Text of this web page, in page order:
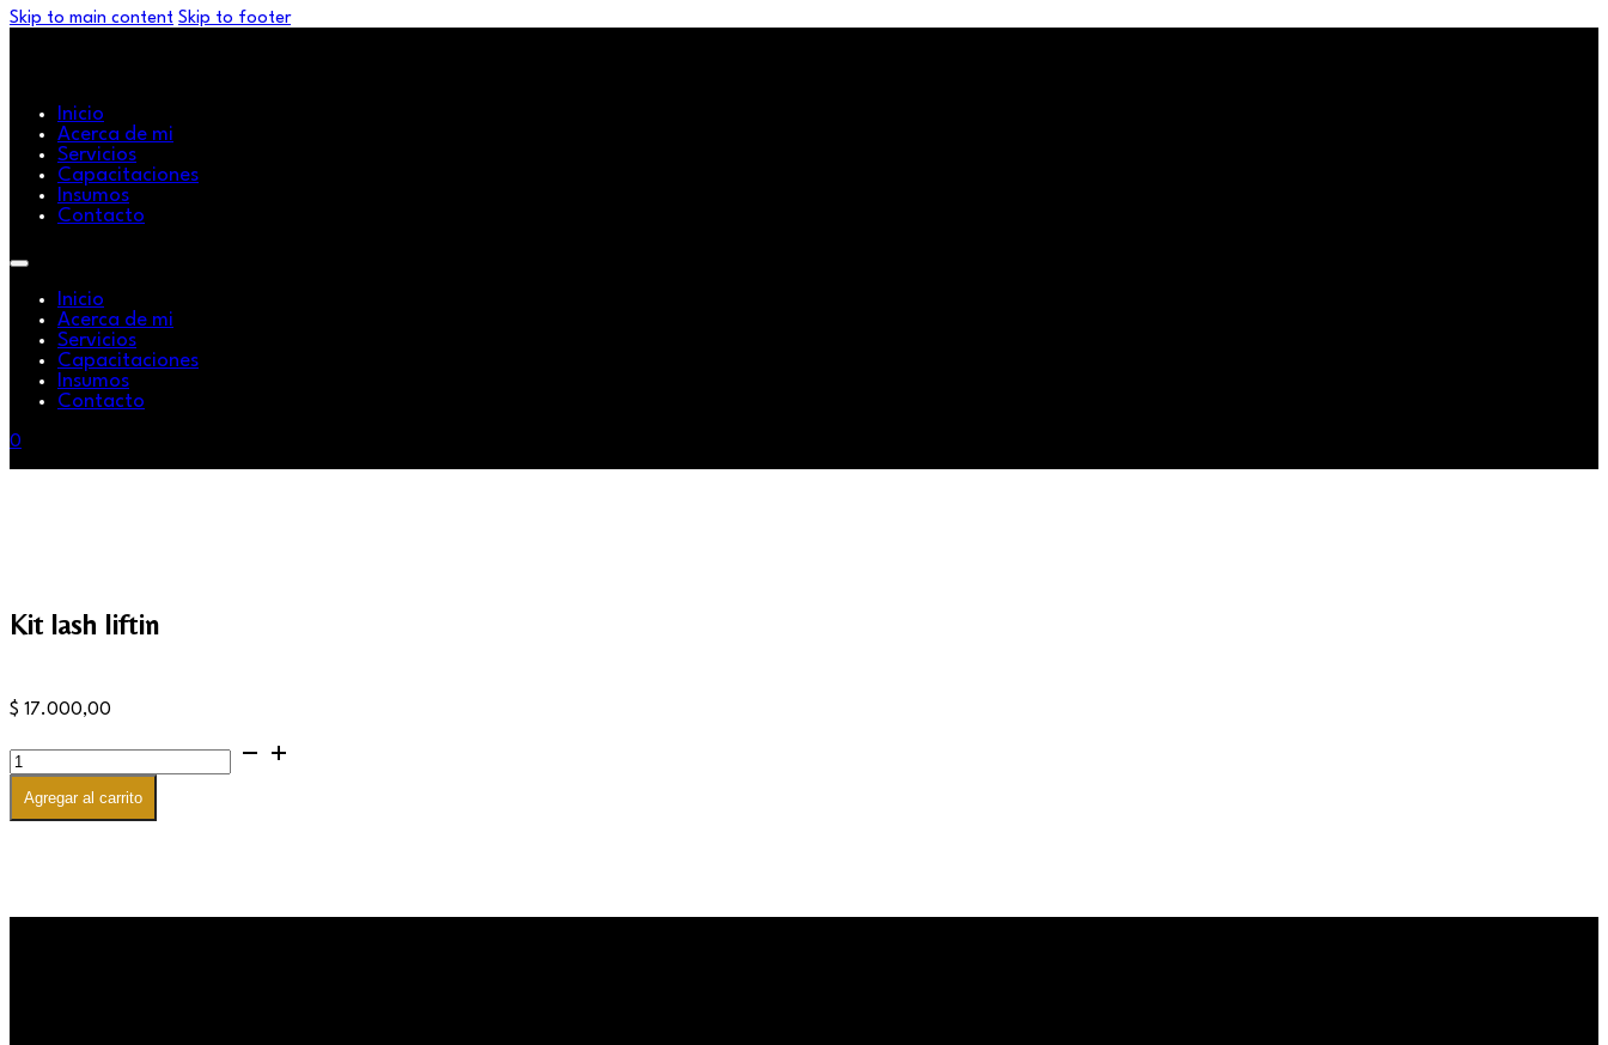
Skip to main content Skip to footer
Inicio
Acerca de mi
Servicios
Capacitaciones
Insumos
Contacto
Inicio
Acerca de mi
Servicios
Capacitaciones
Insumos
Contacto
0
Kit lash liftin
$ 17.000,00
Kit
lash
liftin
cantidad
Agregar al carrito